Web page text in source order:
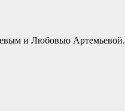
и Любовью Артемьевой.